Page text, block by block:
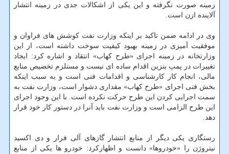
زمینه صورت نگرفته و این یکی از اشکالات جدی در زمینه انتشار
آلاینده ازن است.
وی در ادامه ضمن تاکید بر اینکه وزارت نفت کوشش های فراوان و
موفقیت آمیزی در زمینه بهبود کیفیت سوخت داشته است، از این
وزارتخانه در زمینه اجرای «طرح کهاب» انتقاد و اشاره کرد: ایجاد
تغییرات در پمپ بنزین اقدام ساده ای نیست و مستلزم تخصیص منابع
مالی، انجام کار کارشناسی و اقدامات فنی است و به سبب اینکه
بخش فنی اجرای «طرح کهاب» مقداری دشوار است، وزارت نفت به
سمت اجرایی کردن این طرح حرکت نکرده است. با این وجود اجرای
این طرح الزامی است و وزارت نفت باید آنرا در دستور کار خود قرار
دهد.
رستگاری یکی دیگر از منابع انتشار گازهای آلی فرار و دی اکسید
نیتروژن را «خودروها» دانست و اظهارکرد: خودرو ها یکی از منابع